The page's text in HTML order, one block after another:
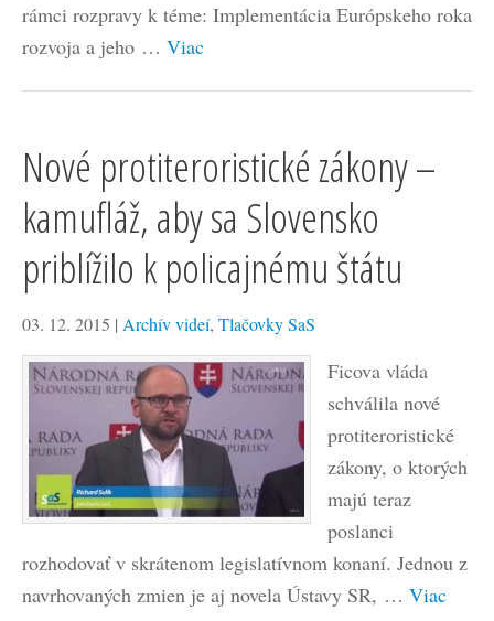
rámci rozpravy k téme: Implementácia Európskeho roka
rozvoja a jeho … Viac
Nové protiteroristické zákony –
kamufláž, aby sa Slovensko
priblížilo k policajnému štátu
03. 12. 2015 | Archív videí, Tlačovky SaS
Ficova vláda
schválila nové
protiteroristické
zákony, o ktorých
majú teraz
poslanci
rozhodovať v skrátenom legislatívnom konaní. Jednou z
navrhovaných zmien je aj novela Ústavy SR, … Viac